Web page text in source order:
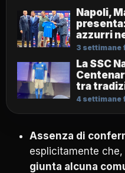
Napoli,
azzurri
3 settimane
La SSC
tra
4 settimane
Assenza di
esplicitamente
giunta alcuna